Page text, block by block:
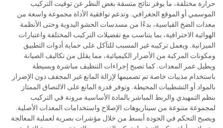
حرارة مختلفة، ما يوفر نتائج متسقة بغض النظر عن توقيت التركيب
الموسمي أو الموقع الجغرافي. وتدعم توافقية الأداة مجموعة واسعة من
معدات الضخ القياسية، بدءًا من مسدسات الحشو اليدوية وحتى الأنظمة
الهوائية الاحترافية، بما يتناسب مع تفضيلات التركيب المختلفة واعتبارات
الميزانية. ويعمل تركيبه غير المسبب للتآكل على حماية أدوات التطبيق
ومكونات المركبة من الأضرار الكيميائية، مما يقلل من تكاليف الصيانة
ويطيل عمر المعدات. كما تصبح إجراءات التنظيف مباشرة وبسيطة
باستخدام مذيبات خاصة تم تصميمها لإزالة المانع غير المجفف دون الإضرار
بالمواد أو التشطيبات المحيطة. وتوفر قدرة المانع على الالتصاق الممتاز
بنظم التمهيدي والربط المباشر بالمادة الأساسية مرونة في التركيب
لمجموعة متنوعة من سيناريوهات الإصلاح واستخدامات المعدات الأصلية.
ويصبح التحكم في الجودة أبسط من خلال مؤشرات بصرية لعملية المعالجة